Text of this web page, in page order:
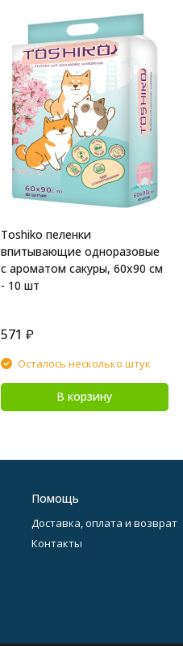
Toshiko пеленки
впитывающие одноразовые
с ароматом сакуры, 60х90 см
- 10 шт
571 ₽
Осталось несколько штук
В корзину
Помощь
Доставка, оплата и возврат
Контакты